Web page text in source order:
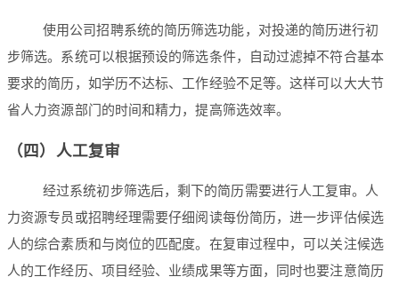
使用公司招聘系统的简历筛选功能，对投递的简历进行初
步筛选。系统可以根据预设的筛选条件，自动过滤掉不符合基本
要求的简历，如学历不达标、工作经验不足等。这样可以大大节
省人力资源部门的时间和精力，提高筛选效率。
（四）人工复审
经过系统初步筛选后，剩下的简历需要进行人工复审。人
力资源专员或招聘经理需要仔细阅读每份简历，进一步评估候选
人的综合素质和与岗位的匹配度。在复审过程中，可以关注候选
人的工作经历、项目经验、业绩成果等方面，同时也要注意简历